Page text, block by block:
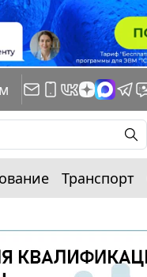
Транспорт